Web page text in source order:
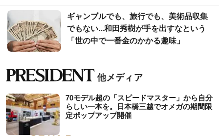
ギャンブルでも、旅行でも、美術品収集
でもない...和田秀樹が手を出すなという
「世の中で一番金のかかる趣味」
70モデル超の「スピードマスター」から自分
らしい一本を。日本橋三越でオメガの期間限
定ポップアップ開催